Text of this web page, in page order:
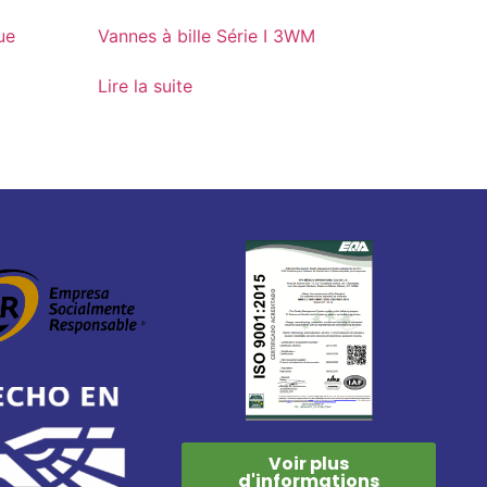
Vannes à bille Série I 3WM
Lire la suite
Voir plus
d'informations